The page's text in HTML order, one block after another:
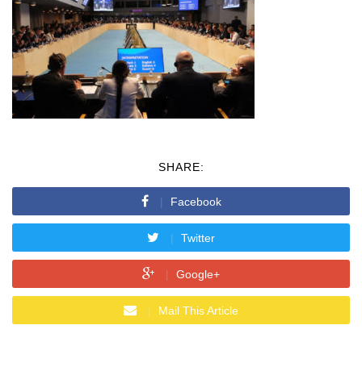
SHARE:
Facebook
Twitter
Google+
Mail This Article